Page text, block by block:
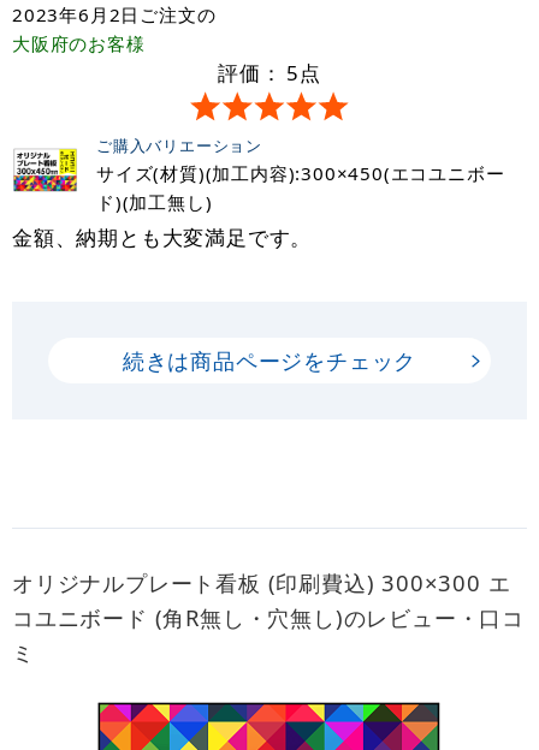
2023年6月2日 ご注文の
大阪府のお客様
評価： 5点
ご購入バリエーション
サイズ(材質)(加工内容):300×450(エコユニボー
ド)(加工無し)
金額、納期とも大変満足です。
続きは商品ページをチェック
オリジナルプレート看板 (印刷費込) 300×300 エ
コユニボード (角R無し・穴無し)のレビュー・口コ
ミ